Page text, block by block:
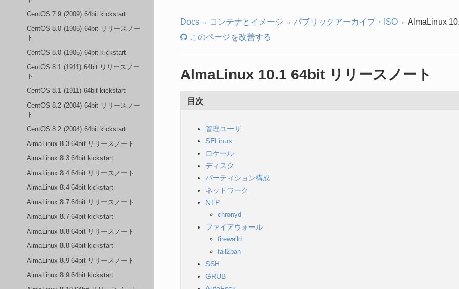
CentOS 7.9 (2009) 64bit kickstart
CentOS 8.0 (1905) 64bit リリースノー
ト
CentOS 8.0 (1905) 64bit kickstart
CentOS 8.1 (1911) 64bit リリースノー
ト
CentOS 8.1 (1911) 64bit kickstart
CentOS 8.2 (2004) 64bit リリースノー
ト
CentOS 8.2 (2004) 64bit kickstart
AlmaLinux 8.3 64bit リリースノート
AlmaLinux 8.3 64bit kickstart
AlmaLinux 8.4 64bit リリースノート
AlmaLinux 8.4 64bit kickstart
AlmaLinux 8.7 64bit リリースノート
AlmaLinux 8.7 64bit kickstart
AlmaLinux 8.8 64bit リリースノート
AlmaLinux 8.8 64bit kickstart
AlmaLinux 8.9 64bit リリースノート
AlmaLinux 8.9 64bit kickstart
Docs コンテナとイメージ パブリックアーカイブ・ISO
AlmaLinux
このページを改善する
AlmaLinux 10.1 64bit リリースノート
目次
管理ユーザ
SELinux
ロケール
ディスク
パーティション構成
ネットワーク
NTP
chronyd
ファイアウォール
firewalld
fail2ban
SSH
GRUB